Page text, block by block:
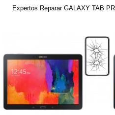
Expertos Reparar GALAXY TAB